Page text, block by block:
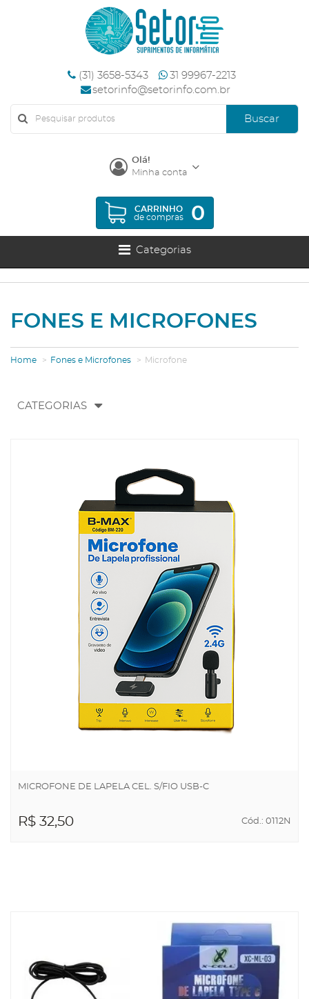
(31) 3658-5343
31 99967-2213
setorinfo@setorinfo.com.br
Buscar
Olá!
Minha conta
CARRINHO
de compras
0
Categorias
FONES E MICROFONES
Home Fones e Microfones Microfone
Toggle
CATEGORIAS
MICROFONE DE LAPELA CEL. S/FIO USB-C
R$ 32,50 Cód.: 0112N